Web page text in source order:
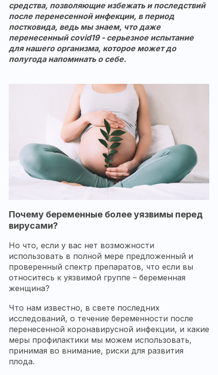
средства, позволяющие избежать и последствий
после перенесенной инфекции, в период
постковида, ведь мы знаем, что даже
перенесенный covid19 - серьезное испытание
для нашего организма, которое может до
полугода напоминать о себе.
Почему беременные более уязвимы перед
вирусами?
Но что, если у вас нет возможности
использовать в полной мере предложенный и
проверенный спектр препаратов, что если вы
относитесь к уязвимой группе – беременная
женщина?
Что нам известно, в свете последних
исследований, о течение беременности после
перенесенной коронавирусной инфекции, и какие
меры профилактики мы можем использовать,
принимая во внимание, риски для развития
плода.